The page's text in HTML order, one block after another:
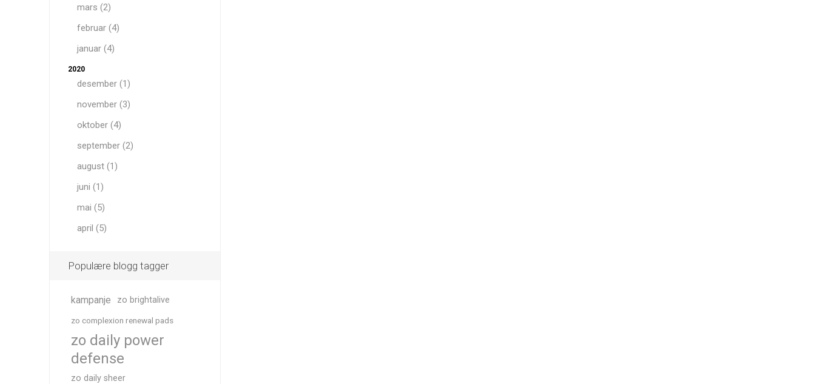
mars (2)
februar (4)
januar (4)
2020
desember (1)
november (3)
oktober (4)
september (2)
august (1)
juni (1)
mai (5)
april (5)
Populære blogg tagger
kampanje zo brightalive
zo complexion renewal pads
zo daily power
defense
zo daily sheer